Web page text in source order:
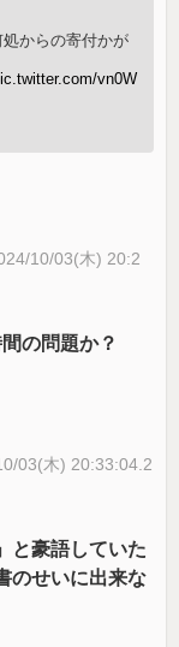
からの寄付かが
vn0W
10/03(木) 20:2
の問題か？
03(木) 20:33:04.2
と豪語していた
のせいに出来な